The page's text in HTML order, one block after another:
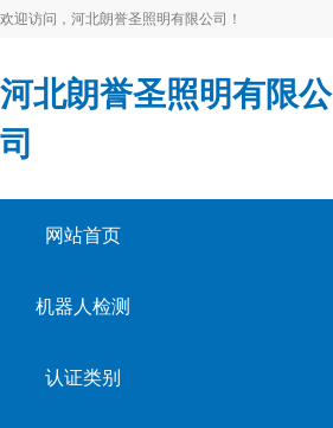
欢迎访问，河北朗誉圣照明有限公司！
河北朗誉圣照明有限公
司
网站首页
机器人检测
认证类别